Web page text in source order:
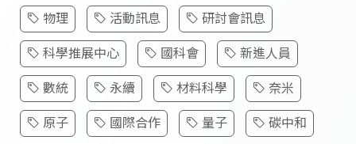
物理 活動訊息 研討會訊息
科學推展中心 國科會 新進人員
數統 永續 材料科學 奈米
原子 國際合作 量子 碳中和